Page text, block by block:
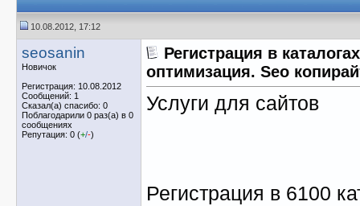
10.08.2012, 17:12
seosanin
Новичок
Регистрация: 10.08.2012
Сообщений: 1
Сказал(а) спасибо: 0
Поблагодарили 0 раз(а) в 0
сообщениях
Репутация: 0 (+/-)
Регистрация в
оптимизация. Seo
Услуги для сайтов
Регистрация в 6100